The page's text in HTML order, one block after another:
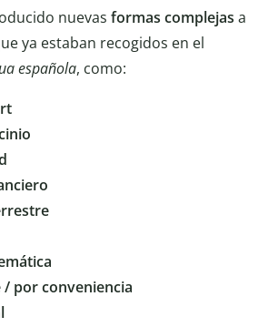
nuevas formas complejas a
ya estaban recogidos en el
española, como:
por conveniencia